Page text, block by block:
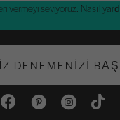
vermeyi seviyoruz. Nasıl
DENEMENIZI